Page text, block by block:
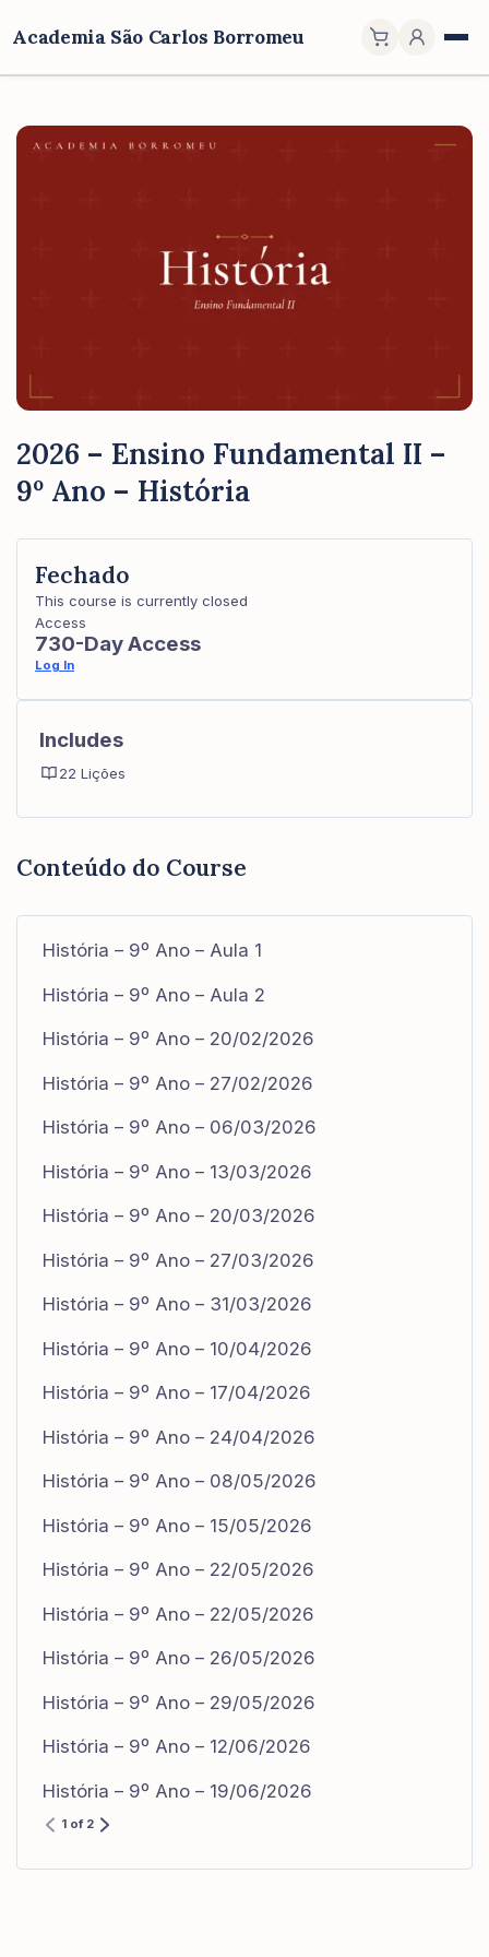
Academia São Carlos Borromeu
2026 – Ensino Fundamental II –
9º Ano – História
Conteúdo do Course
História – 9º Ano – Aula 1
História – 9º Ano – Aula 2
História – 9º Ano – 20/02/2026
História – 9º Ano – 27/02/2026
História – 9º Ano – 06/03/2026
História – 9º Ano – 13/03/2026
História – 9º Ano – 20/03/2026
História – 9º Ano – 27/03/2026
História – 9º Ano – 31/03/2026
História – 9º Ano – 10/04/2026
História – 9º Ano – 17/04/2026
História – 9º Ano – 24/04/2026
História – 9º Ano – 08/05/2026
História – 9º Ano – 15/05/2026
História – 9º Ano – 22/05/2026
História – 9º Ano – 22/05/2026
História – 9º Ano – 26/05/2026
História – 9º Ano – 29/05/2026
História – 9º Ano – 12/06/2026
História – 9º Ano – 19/06/2026
1 of 2
Fechado
This course is currently closed
Access
730-Day Access
Log In
Includes
22 Lições